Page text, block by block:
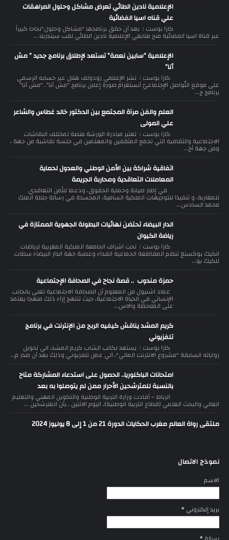
الإعلامية نادين الطائي تعرض مشاكل وحلول المراهقات
علي قناه اسيا الفضائية
كازا بوست : بعد أن حقق برنامجها "مشاكل وحلول"نجاحا كبيراً
عبر قناة اسيا الفضائية منح متابعي الإعلامية نادين الطائي لقب سيندريلا ...
الإعلامية “سابين نعمة” تستعد لإطلاق برنامج جديد ” مش
أنا”
كازا بوست : نشر الإعلامي رودولف هلال عبر حسابه الرسمي
على موقع التّواصل الإجتماعيّ أنستغرام صورة إعلان برنامج “مش أنا”. “مش أنا”
برنامج ج...
العلم والفن مرآة المجتمع بين الدكتور خالد غطاس والشاعر
علي المولى
كازا بوست : تعتبر مبادرة الورشة منصة لمختلف النقاشات
الاجتماعية والثقافية التي تجمع المثقفين والمهتمين في جلسة نقاشية من جهة ،
ومن جهة أخ...
اتفاقية شراكة بين الأمن الوطني والعدول لحماية
المعاملات التعاقدية ومحاربة الجريمة
في إطار صيانة وحماية الحقوق، ودعما للأمن التعاقدي
للمغاربة، و تنفيذا للتوجيهات الملكية السامية، المجسدة في رسالة جلالة الملك
محمد السادس...
الدار البيضاء تحتضن نهائيات البطولة الجهوية الممتازة في
رياضة الكيوان
كازا بوست : تحت اشراف الجامعة الملكية المغربية لرياضات
الكيك بوكسنغ تنظم المقاطعة الجماعية الفداء وعصبة جهة الدار البيضاء سطات
للكيك بو...
حمزة مندوب .. قصة نجاح في الصحافة الإجتماعية
عماد اشنيول من المعلوم أن الصحافة الاجتماعية تعنى بالجانب
الإنساني في الحياة الاجتماعية، حيث تنتهج إزاء ذلك منهجا يعتمد
على الملاحظة والاس...
كريم المشد يناقش كيفيه الربح من الإنترنت في برنامج
تلفزيوني
كازا بوست : يستعد لكاتب الشاب كريم المشد، الي تحويل
رواياته السابقة "مشروع الانترنت المالي"، الي عمل تلفزيوني وذلك بعد أن صدر م...
امتحانات الباكلوريا.. الحصول على استدعاء المشاركة متاح
بالنسبة للمترشحين الأحرار ممن لم يتوصلوا به بعد
الرباط – أفادت وزارة التربية الوطنية والتكوين المهني والتعليم
العالي والبحث العلمي (قطاع التربية الوطنية)، اليوم الاثنين ، بأن المترشحين ...
ملتقى رواة العالم مغرب الحكايات الدورة 21 من 1 إلى 8 يوليوز 2024
نموذج الاتصال
الاسم
بريد إلكتروني*